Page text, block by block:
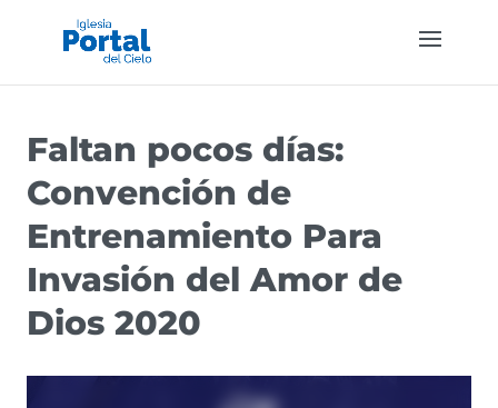
Faltan pocos días:
Convención de
Entrenamiento Para
Invasión del Amor de
Dios 2020